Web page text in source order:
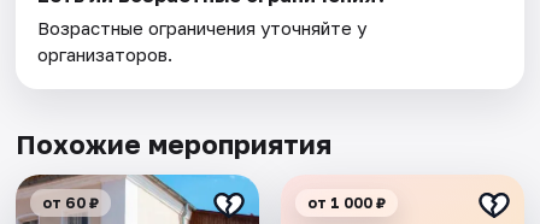
Возрастные ограничения уточняйте у
организаторов.
Похожие мероприятия
от 60 ₽ от 1 000 ₽